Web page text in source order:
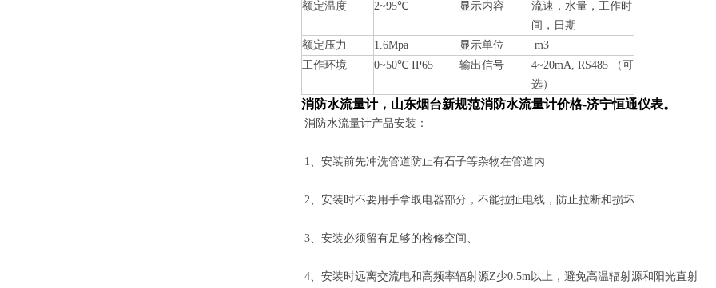
额定温度
2~95℃ 显示内容
流速，水量，工作时
间，日期
额定压力
1.6Mpa 显示单位
m3
工作环境
0~50℃ IP65 输出信号
4~20mA, RS485 （可
选）
消防水流量计，山东烟台新规范消防水流量计价格-济宁恒通仪表。
消防水流量计产品安装：
1、安装前先冲洗管道防止有石子等杂物在管道内
2、安装时不要用手拿取电器部分，不能拉扯电线，防止拉断和损坏
3、安装必须留有足够的检修空间、
4、安装时远离交流电和高频率辐射源Z少0.5m以上，避免高温辐射源和阳光直射